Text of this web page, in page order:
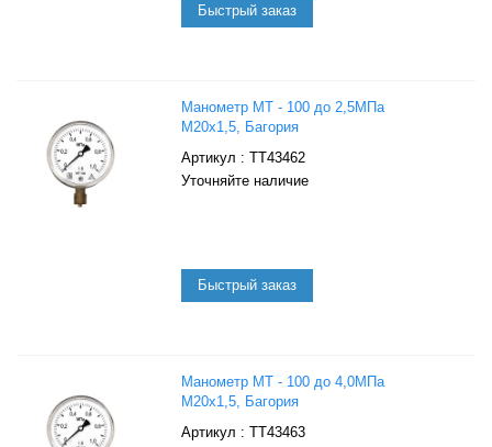
Манометр МТ - 100 до 2,5МПа
М20х1,5, Багория
: ТТ43462
Уточняйте наличие
Манометр МТ - 100 до 4,0МПа
М20х1,5, Багория
: ТТ43463